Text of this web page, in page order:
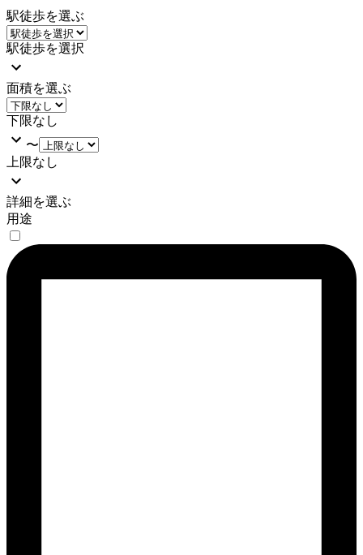
駅徒歩を選ぶ
駅徒歩を選択
面積を選ぶ
下限なし
〜
上限なし
詳細を選ぶ
用途